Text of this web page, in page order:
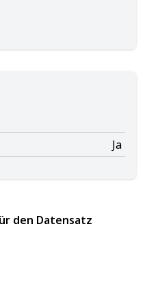
Ja
den Datensatz